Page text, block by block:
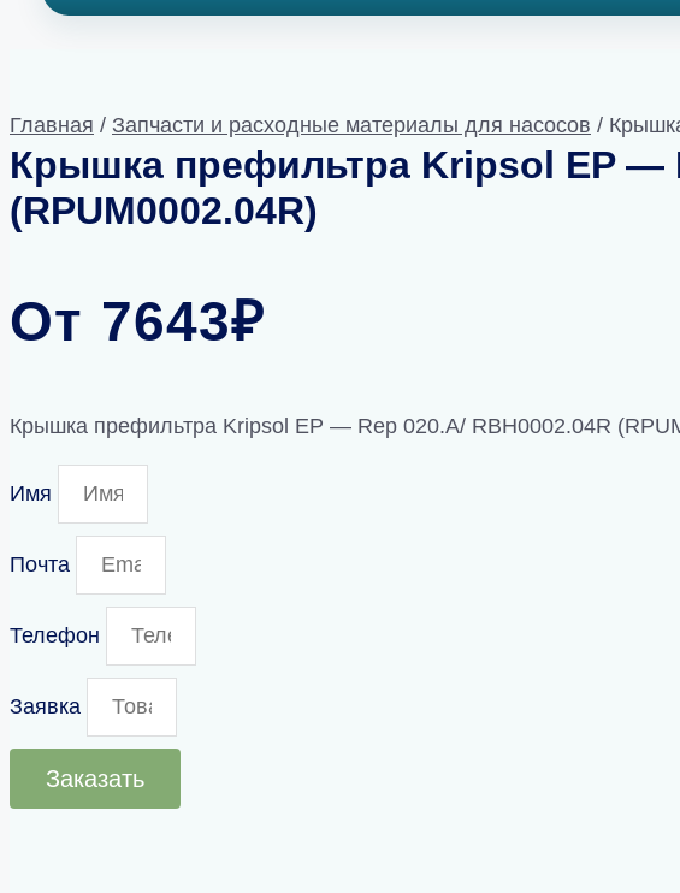
Главная / Запчасти и расходные материалы для насосов /
Крышка префильтра Kripsol EP —
(RPUM0002.04R)
От 7643₽
Крышка префильтра Kripsol EP — Rep 020.A/ RBH0002.04R
Имя
Почта
Телефон
Заявка
Заказать